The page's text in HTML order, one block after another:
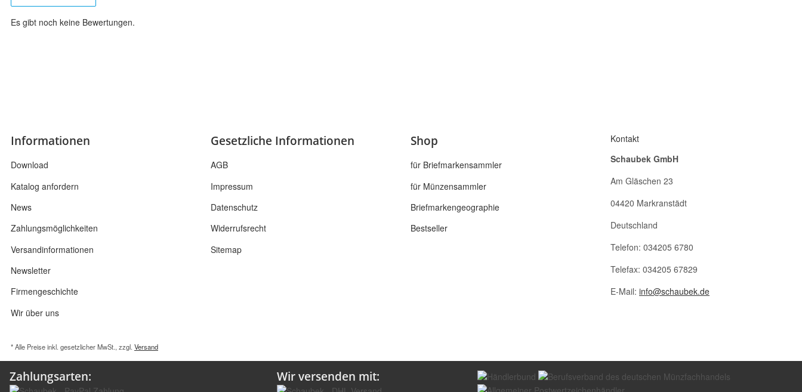
Es gibt noch keine Bewertungen.
Informationen
Download
Katalog anfordern
News
Zahlungsmöglichkeiten
Versandinformationen
Newsletter
Firmengeschichte
Wir über uns
Gesetzliche Informationen
AGB
Impressum
Datenschutz
Widerrufsrecht
Sitemap
Shop
für Briefmarkensammler
für Münzensammler
Briefmarkengeographie
Bestseller
Kontakt
Schaubek GmbH
Am Gläschen 23
04420 Markranstädt
Deutschland
Telefon: 034205 6780
Telefax: 034205 67829
E-Mail: info@schaubek.de
* Alle Preise inkl. gesetzlicher MwSt., zzgl. Versand
Zahlungsarten: Wir versenden mit: